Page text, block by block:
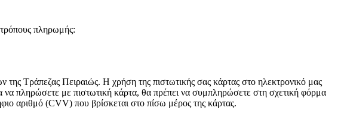
πληρωμής:
Τράπεζας Πειραιώς. Η χρήση της πιστωτικής σας κάρτας στο ηλεκτρονικό μας
να πληρώσετε με πιστωτική κάρτα, θα πρέπει να συμπληρώσετε στη σχετική φόρμα
αριθμό (CVV) που βρίσκεται στο πίσω μέρος της κάρτας.